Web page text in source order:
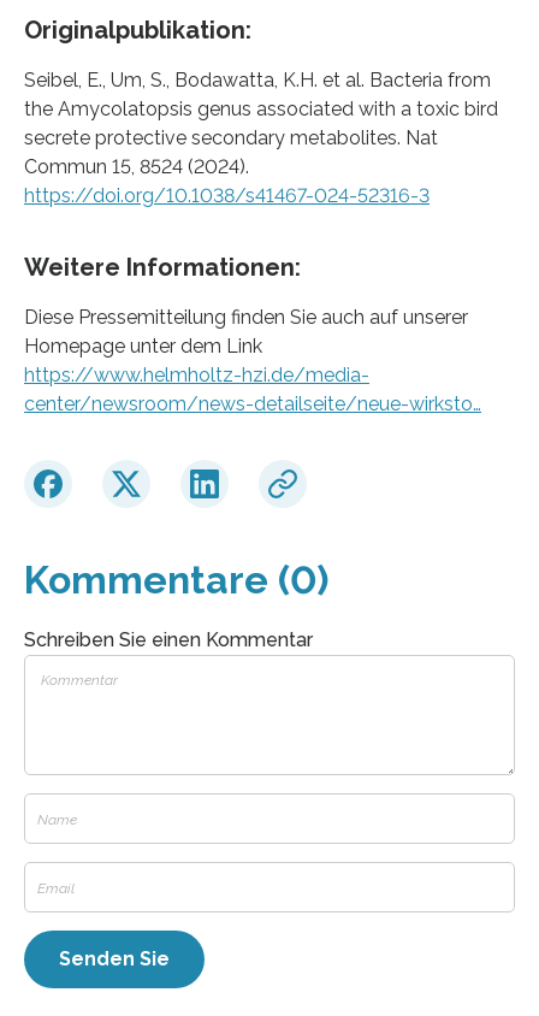
Originalpublikation:
Seibel, E., Um, S., Bodawatta, K.H. et al. Bacteria from
the Amycolatopsis genus associated with a toxic bird
secrete protective secondary metabolites. Nat
Commun 15, 8524 (2024).
https://doi.org/10.1038/s41467-024-52316-3
Weitere Informationen:
Diese Pressemitteilung finden Sie auch auf unserer
Homepage unter dem Link
https://www.helmholtz-hzi.de/media-
center/newsroom/news-detailseite/neue-wirksto…
Kommentare (0)
Schreiben Sie einen Kommentar